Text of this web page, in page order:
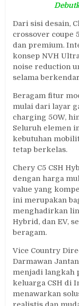
Dari sisi desain,
crossover coupe
dan premium.
konsep NVH
noise reduction
selama
Beragam fitur
mulai dari layar
charging 50W,
Seluruh elemen
kebutuhan
tetap berkelas.
Chery C5 CSH
dengan harga
value yang
ini merupakan
menghadirkan
Hybrid, dan EV,
beragam.
Vice Country
Darmawan
menjadi langkah
keluarga CSH di
menawarkan